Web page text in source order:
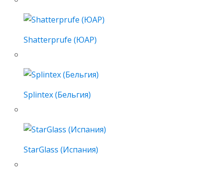
Shatterprufe (ЮАР)
Splintex (Бельгия)
StarGlass (Испания)